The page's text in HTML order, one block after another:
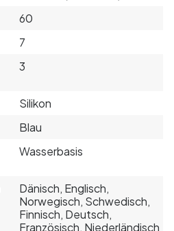
60
7
3
Silikon
Blau
Wasserbasis
Dänisch, Englisch,
Norwegisch, Schwedisch,
Finnisch, Deutsch,
Französisch, Niederländisch